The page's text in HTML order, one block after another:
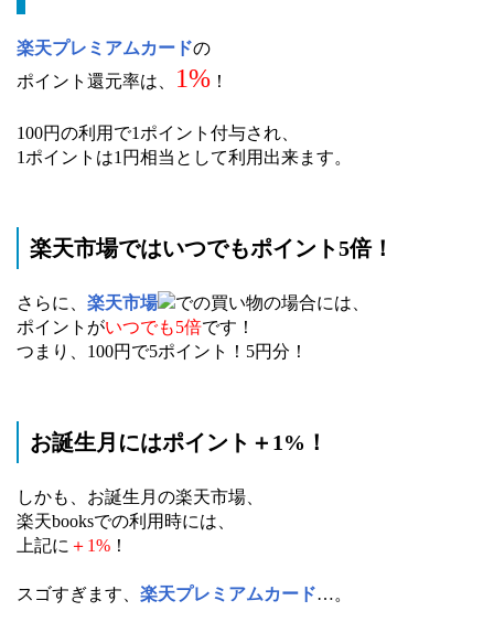
楽天プレミアムカードの
ポイント還元率は、
1% ！
100円の利用で1ポイント付与され、
1ポイントは1円相当として利用出来ます。
楽天市場ではいつでもポイント5倍！
さらに、 楽天市場
での買い物の場合には、
ポイントがいつでも5倍です！
つまり、100円で5ポイント！5円分！
お誕生月にはポイント＋1%！
しかも、お誕生月の楽天市場、
楽天booksでの利用時には、
上記に ＋1% ！
スゴすぎます、 楽天プレミアムカード…。